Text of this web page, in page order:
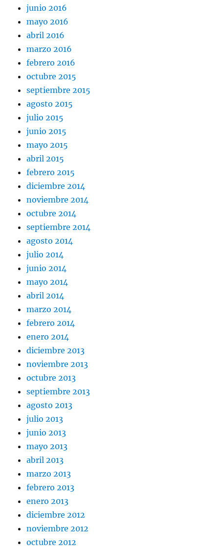
junio 2016
mayo 2016
abril 2016
marzo 2016
febrero 2016
octubre 2015
septiembre 2015
agosto 2015
julio 2015
junio 2015
mayo 2015
abril 2015
febrero 2015
diciembre 2014
noviembre 2014
octubre 2014
septiembre 2014
agosto 2014
julio 2014
junio 2014
mayo 2014
abril 2014
marzo 2014
febrero 2014
enero 2014
diciembre 2013
noviembre 2013
octubre 2013
septiembre 2013
agosto 2013
julio 2013
junio 2013
mayo 2013
abril 2013
marzo 2013
febrero 2013
enero 2013
diciembre 2012
noviembre 2012
octubre 2012